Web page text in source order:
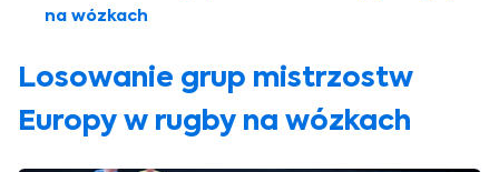
na wózkach
Losowanie grup mistrzostw
Europy w rugby na wózkach